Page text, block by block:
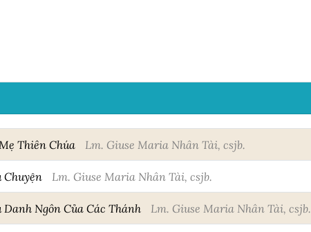
Thiên Chúa Lm. Giuse Maria Nhân Tài, csjb.
Chuyện Lm. Giuse Maria Nhân Tài, csjb.
Ngôn Của Các Thánh Lm. Giuse Maria Nhân Tài, csjb.